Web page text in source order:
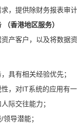
，提供除财务报表审
香港地区服务）
产客户，以及将数据
具有相关经验优先；
，对IT系统的应用有一
际交往能力；
导潜能；